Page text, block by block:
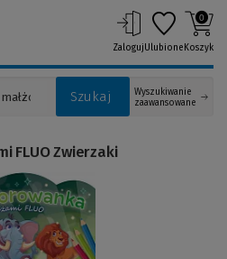
Szukaj
Wyszukiwanie
zaawansowane
ZalogujUlubione
0
Koszyk
FLUO Zwierzaki